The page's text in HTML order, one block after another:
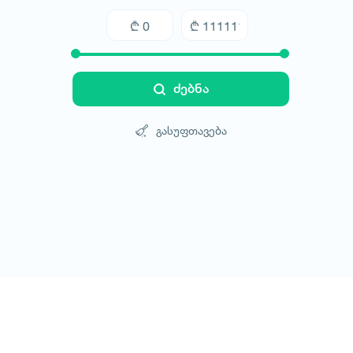
ძებნა
გასუფთავება